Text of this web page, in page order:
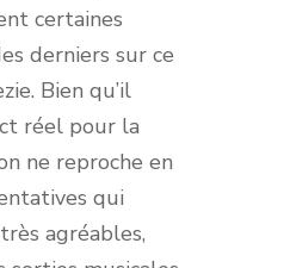
certaines
derniers sur ce
Bien qu’il
réel pour la
ne reproche en
qui
agréables,